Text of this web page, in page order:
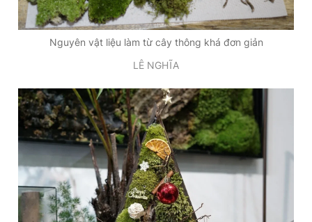
Nguyên vật liệu làm từ cây thông khá đơn giản
LÊ NGHĨA